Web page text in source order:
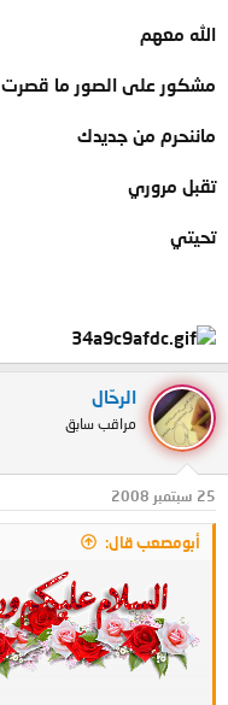
الله معهم
مشكور على الصور ما قصرت
ماننحرم من جديدك
تقبل مروري
تحيتي
الرحّال
مراقب سابق
25 سبتمبر 2008
أبومصعب قال: